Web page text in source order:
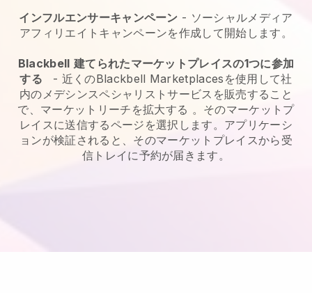
インフルエンサーキャンペーン - ソーシャルメディア
アフィリエイトキャンペーンを作成して開始します。
Blackbell 建てられたマーケットプレイスの1つに参加
する
- 近くのBlackbell Marketplacesを使用して社
内のメデシンスペシャリストサービスを販売すること
で、マーケットリーチを拡大する 。そのマーケットプ
レイスに送信するページを選択します。アプリケーシ
ョンが検証されると、そのマーケットプレイスから受
信トレイに予約が届きます。